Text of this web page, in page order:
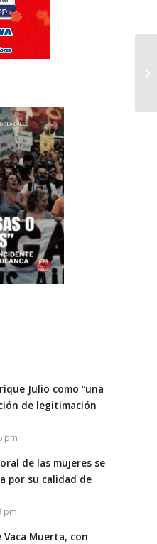
Julio como “una
de legitimación
pm
de las mujeres se
por su calidad de
pm
Vaca Muerta, con